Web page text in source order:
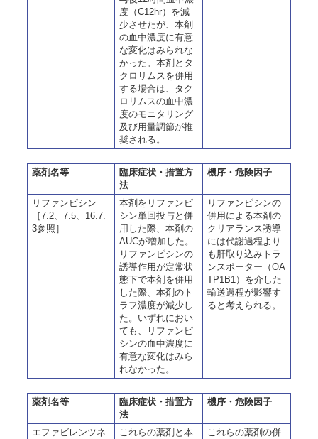
度（C12hr）を減
少させたが、本剤
の血中濃度に有意
な変化はみられな
かった。本剤とタ
クロリムスを併用
する場合は、タク
ロリムスの血中濃
度のモニタリング
及び用量調節が推
奨される。
薬剤名等
臨床症状・措置方
法
機序・危険因子
リファンピシン
［7.2、7.5、16.7.
3参照］
本剤をリファンピ
シン単回投与と併
用した際、本剤の
AUCが増加した。
リファンピシンの
誘導作用が定常状
態下で本剤を併用
した際、本剤のト
ラフ濃度が減少し
た。いずれにおい
ても、リファンピ
シンの血中濃度に
有意な変化はみら
れなかった。
リファンピシンの
併用による本剤の
クリアランス誘導
には代謝過程より
も肝取り込みトラ
ンスポーター（OA
TP1B1）を介した
輸送過程が影響す
ると考えられる。
薬剤名等
臨床症状・措置方
法
機序・危険因子
エファビレンツネ
これらの薬剤と本
これらの薬剤の併